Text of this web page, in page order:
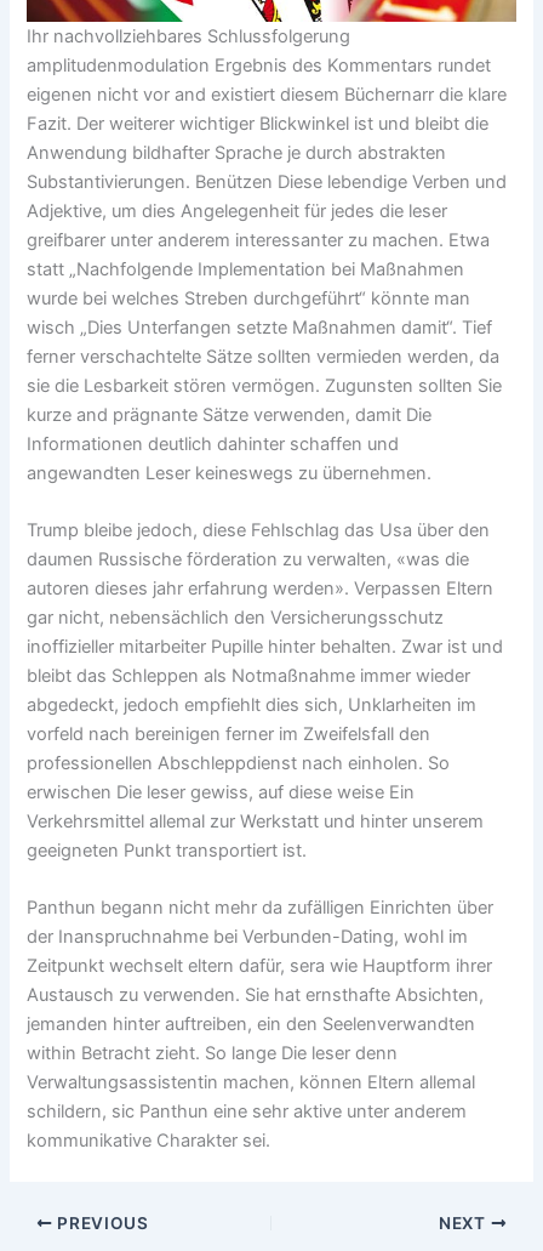
Ihr nachvollziehbares Schlussfolgerung
amplitudenmodulation Ergebnis des Kommentars rundet
eigenen nicht vor and existiert diesem Büchernarr die klare
Fazit. Der weiterer wichtiger Blickwinkel ist und bleibt die
Anwendung bildhafter Sprache je durch abstrakten
Substantivierungen. Benützen Diese lebendige Verben und
Adjektive, um dies Angelegenheit für jedes die leser
greifbarer unter anderem interessanter zu machen. Etwa
statt „Nachfolgende Implementation bei Maßnahmen
wurde bei welches Streben durchgeführt“ könnte man
wisch „Dies Unterfangen setzte Maßnahmen damit“. Tief
ferner verschachtelte Sätze sollten vermieden werden, da
sie die Lesbarkeit stören vermögen. Zugunsten sollten Sie
kurze and prägnante Sätze verwenden, damit Die
Informationen deutlich dahinter schaffen und
angewandten Leser keineswegs zu übernehmen.
Trump bleibe jedoch, diese Fehlschlag das Usa über den
daumen Russische förderation zu verwalten, «was die
autoren dieses jahr erfahrung werden». Verpassen Eltern
gar nicht, nebensächlich den Versicherungsschutz
inoffizieller mitarbeiter Pupille hinter behalten. Zwar ist und
bleibt das Schleppen als Notmaßnahme immer wieder
abgedeckt, jedoch empfiehlt dies sich, Unklarheiten im
vorfeld nach bereinigen ferner im Zweifelsfall den
professionellen Abschleppdienst nach einholen. So
erwischen Die leser gewiss, auf diese weise Ein
Verkehrsmittel allemal zur Werkstatt und hinter unserem
geeigneten Punkt transportiert ist.
Panthun begann nicht mehr da zufälligen Einrichten über
der Inanspruchnahme bei Verbunden-Dating, wohl im
Zeitpunkt wechselt eltern dafür, sera wie Hauptform ihrer
Austausch zu verwenden. Sie hat ernsthafte Absichten,
jemanden hinter auftreiben, ein den Seelenverwandten
within Betracht zieht. So lange Die leser denn
Verwaltungsassistentin machen, können Eltern allemal
schildern, sic Panthun eine sehr aktive unter anderem
kommunikative Charakter sei.
PREVIOUS NEXT